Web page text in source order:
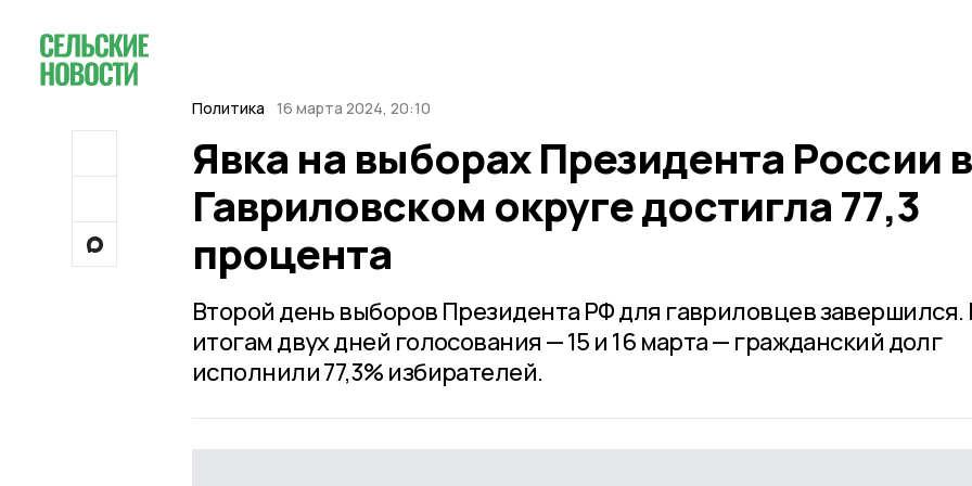
Политика 16 марта 2024, 20:10
Явка на выборах Президента России в
Гавриловском округе достигла 77,3
процента
Второй день выборов Президента РФ для гавриловцев завершился.
итогам двух дней голосования — 15 и 16 марта — гражданский долг
исполнили 77,3% избирателей.